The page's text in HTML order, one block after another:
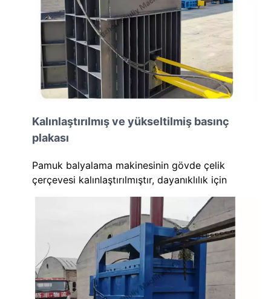
Kalınlaştırılmış ve yükseltilmiş basınç
plakası
Pamuk balyalama makinesinin gövde çelik
çerçevesi kalınlaştırılmıştır, dayanıklılık için